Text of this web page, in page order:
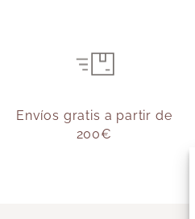
Envíos gratis a partir de
200€